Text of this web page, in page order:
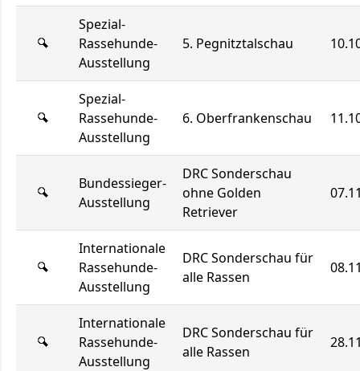
Spezial-
Rassehunde-
Ausstellung
5. Pegnitztalschau
Spezial-
Rassehunde-
Ausstellung
6. Oberfrankenschau
Bundessieger-
Ausstellung
DRC Sonderschau
ohne Golden
Retriever
Internationale
Rassehunde-
Ausstellung
DRC Sonderschau für
alle Rassen
Internationale
Rassehunde-
Ausstellung
DRC Sonderschau für
alle Rassen